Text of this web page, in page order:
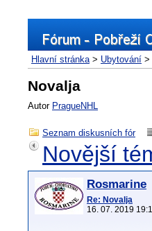
Hlavní stránka> Ubytování >
Novalja
Autor PragueNHL
Seznam diskusních fór
Novější
Rosmarine
Re: Novalja
16. 07. 2019